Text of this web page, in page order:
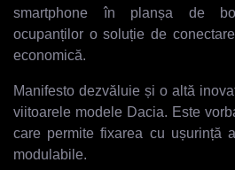
smartphone în planșa de
ocupanților o soluție de
economică.
Manifesto dezvăluie și o altă
viitoarele modele Dacia. Este
care permite fixarea cu ușurință
modulabile.